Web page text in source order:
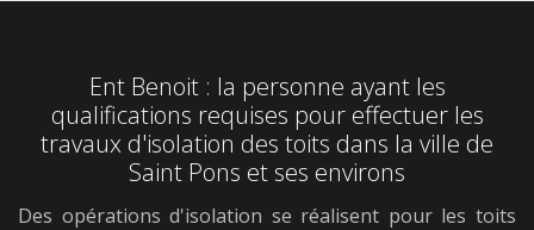
Ent Benoit : la personne ayant les
qualifications requises pour effectuer les
travaux d'isolation des toits dans la ville de
Saint Pons et ses environs
Des opérations d'isolation se réalisent pour les toits